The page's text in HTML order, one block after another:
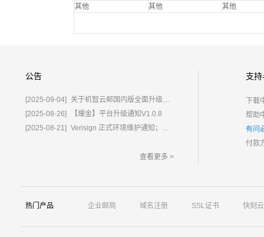
其他
其他 其他
公告
[2025-09-04]
关于机智云邮国内版全面升级为%E2%80%9C鲸炫邮%E2%80%9D的通知
[2025-08-26]
【爆金】平台升级通知V1.0.8
[2025-08-21] Verisign 正式环境维护通知；含域名.com/.net
查看更多 >
支
下载
帮助
有问
付款
热门产品 企业邮局 域名注册 SSL证书 快刻云